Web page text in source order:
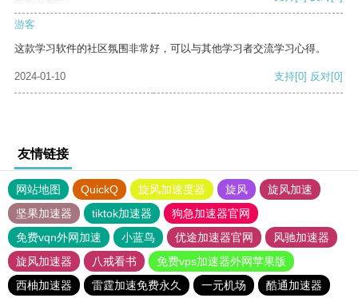
游客
这款学习软件的社区氛围非常好，可以与其他学习者交流学习心得。
2024-01-10 支持[0] 反对[0]
友情链接
网站地图 QuickQ 旋风加速度器 旋风
旋风加速
坚果加速器
tiktok加速器
狗急加速器官网
免费vqn外网加速
小蓝鸟 优途加速器官网
风驰加速器
旋风加速器
八戒看书
免费vps加速器外网苹果版
西柚加速器
雷霆加速免费永久 一元机场 酷通加速器